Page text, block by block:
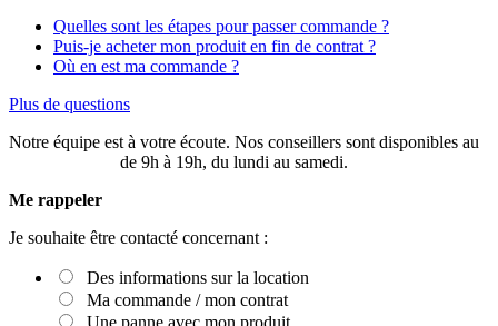
Quelles sont les étapes pour passer commande ?
Puis-je acheter mon produit en fin de contrat ?
Où en est ma commande ?
Plus de questions
Notre équipe est à votre écoute. Nos conseillers sont disponibles au
de 9h à 19h, du lundi au samedi.
Me rappeler
Je souhaite être contacté concernant :
Des informations sur la location
Ma commande / mon contrat